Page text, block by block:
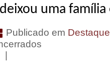
deixou uma
Publicado em